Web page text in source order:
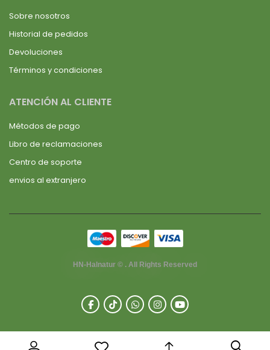
Sobre nosotros
Historial de pedidos
Devoluciones
Términos y condiciones
ATENCIÓN AL CLIENTE
Métodos de pago
Libro de reclamaciones
Centro de soporte
envios al extranjero
HN-Halnatur © . All Rights Reserved